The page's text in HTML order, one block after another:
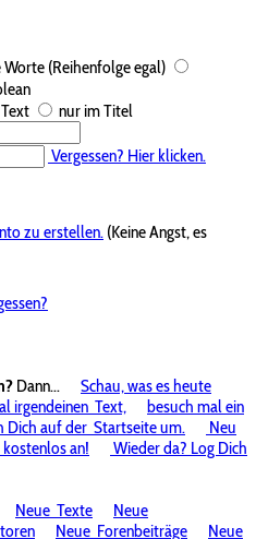
Worte (Reihenfolge egal)
nur im Titel
Vergessen? Hier klicken.
zu erstellen. (Keine Angst, es
Dann...
Schau, was es heute
irgendeinen Text,
besuch mal ein
Dich auf der Startseite um.
Neu
an!
Wieder da? Log Dich
Neue Texte
Neue
Neue Forenbeiträge
Neue